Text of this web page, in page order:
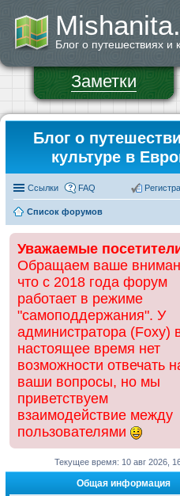
Mishanita.
Блог о путешествиях и
Заметки
Блог о
культуре в
Ссылки FAQ
Список форумов
Уважаемые
Обращаем ваше
что с 2018 года форум
работает в режиме
"самоподдержания". У
администратора (Foxy)
настоящее время нет
возможности отвечать
ваши вопросы, но мы
приветствуем
взаимодействие между
пользователями
Текущее время: 10 авг 2026,
Общая информация